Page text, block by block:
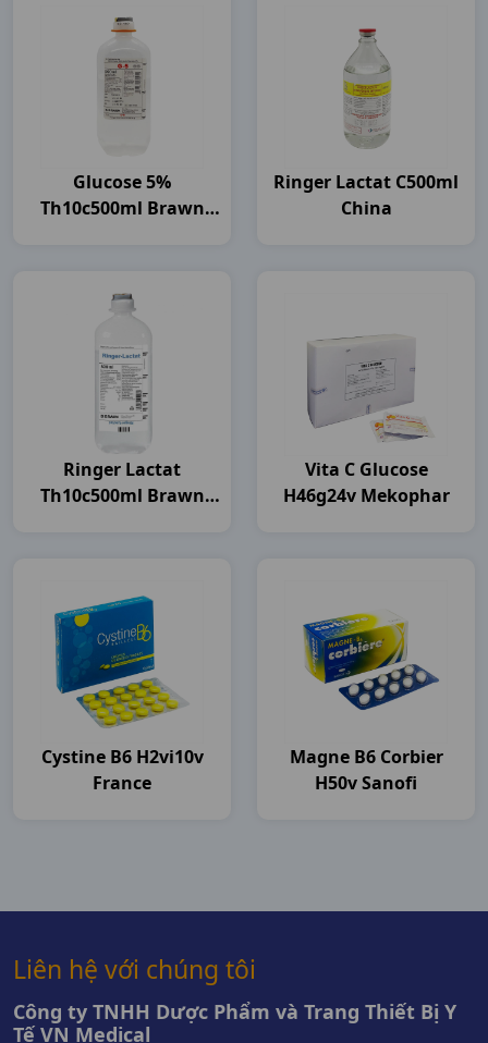
Glucose 5%
Th10c500ml Brawn
Ringer Lactat C500ml
China
Ringer Lactat
Th10c500ml Brawn
Vita C Glucose
H46g24v Mekophar
Cystine B6 H2vi10v
France
Magne B6 Corbier
H50v Sanofi
Liên hệ với chúng tôi
Công ty TNHH Dược Phẩm và Trang Thiết Bị Y
Tế VN Medical